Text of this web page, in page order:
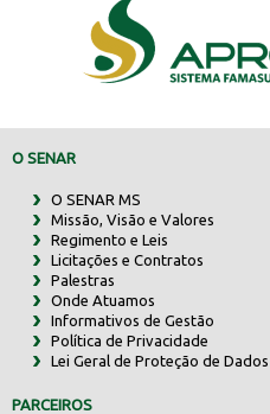
O SENAR
O SENAR MS
Missão, Visão e Valores
Regimento e Leis
Licitações e Contratos
Palestras
Onde Atuamos
Informativos de Gestão
Política de Privacidade
Lei Geral de Proteção de Dados
PARCEIROS